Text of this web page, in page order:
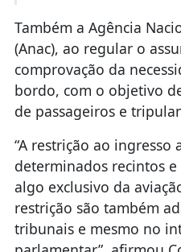
Também a Agência
(Anac), ao regular o
comprovação da
bordo, com o objetivo
de passageiros e
“A restrição ao ingresso
determinados recintos
algo exclusivo da
restrição são também
tribunais e mesmo no